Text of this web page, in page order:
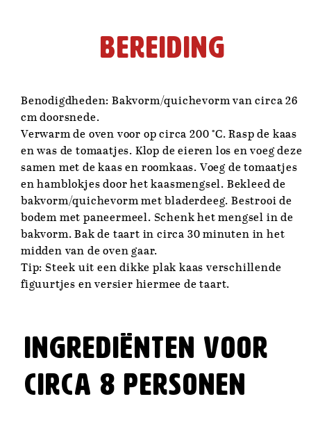
Bereiding
Benodigdheden: Bakvorm/quichevorm van circa 26
cm doorsnede.
Verwarm de oven voor op circa 200 °C. Rasp de kaas
en was de tomaatjes. Klop de eieren los en voeg deze
samen met de kaas en roomkaas. Voeg de tomaatjes
en hamblokjes door het kaasmengsel. Bekleed de
bakvorm/quichevorm met bladerdeeg. Bestrooi de
bodem met paneermeel. Schenk het mengsel in de
bakvorm. Bak de taart in circa 30 minuten in het
midden van de oven gaar.
Tip: Steek uit een dikke plak kaas verschillende
figuurtjes en versier hiermee de taart.
Ingrediënten voor
circa 8 personen